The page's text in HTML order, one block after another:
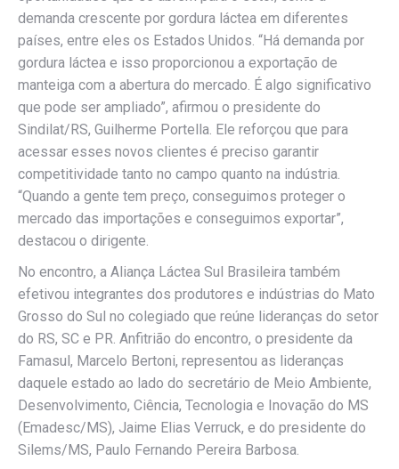
demanda crescente por gordura láctea em diferentes
países, entre eles os Estados Unidos. “Há demanda por
gordura láctea e isso proporcionou a exportação de
manteiga com a abertura do mercado. É algo significativo
que pode ser ampliado”, afirmou o presidente do
Sindilat/RS, Guilherme Portella. Ele reforçou que para
acessar esses novos clientes é preciso garantir
competitividade tanto no campo quanto na indústria.
“Quando a gente tem preço, conseguimos proteger o
mercado das importações e conseguimos exportar”,
destacou o dirigente.
No encontro, a Aliança Láctea Sul Brasileira também
efetivou integrantes dos produtores e indústrias do Mato
Grosso do Sul no colegiado que reúne lideranças do setor
do RS, SC e PR. Anfitrião do encontro, o presidente da
Famasul, Marcelo Bertoni, representou as lideranças
daquele estado ao lado do secretário de Meio Ambiente,
Desenvolvimento, Ciência, Tecnologia e Inovação do MS
(Emadesc/MS), Jaime Elias Verruck, e do presidente do
Silems/MS, Paulo Fernando Pereira Barbosa.